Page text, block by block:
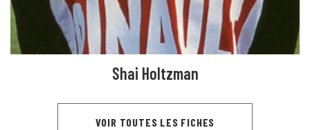
Shai Holtzman
VOIR TOUTES LES FICHES